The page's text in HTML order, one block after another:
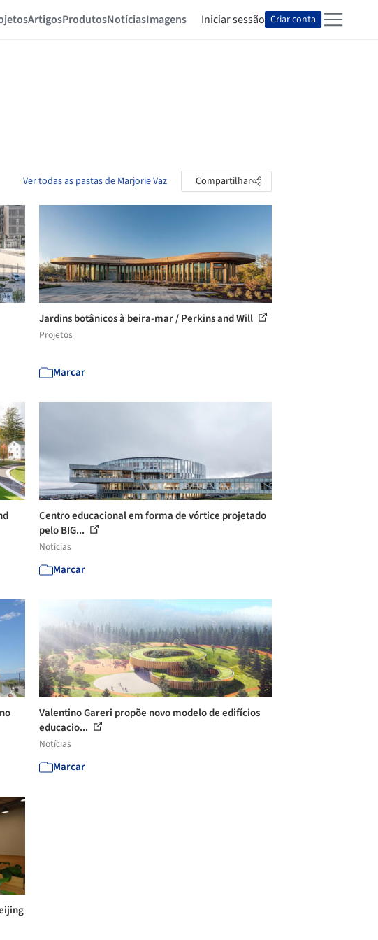
ArtigosProdutosNotíciasImagens Iniciar sessão Criar conta
Ver todas as pastas de Marjorie Vaz Compartilhar
Jardins botânicos à beira-mar / Perkins and Will
Projetos
Marcar
Centro educacional em forma de vórtice projetado
pelo BIG...
Notícias
Marcar
Valentino Gareri propõe novo modelo de edifícios
educacio...
Notícias
Marcar